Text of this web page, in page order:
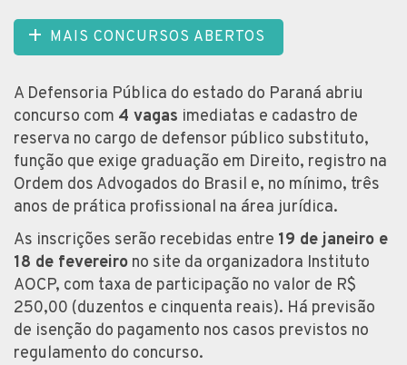
MAIS CONCURSOS ABERTOS
A Defensoria Pública do estado do Paraná abriu
concurso com 4 vagas imediatas e cadastro de
reserva no cargo de defensor público substituto,
função que exige graduação em Direito, registro na
Ordem dos Advogados do Brasil e, no mínimo, três
anos de prática profissional na área jurídica.
As inscrições serão recebidas entre 19 de janeiro e
18 de fevereiro no site da organizadora Instituto
AOCP, com taxa de participação no valor de R$
250,00 (duzentos e cinquenta reais). Há previsão
de isenção do pagamento nos casos previstos no
regulamento do concurso.